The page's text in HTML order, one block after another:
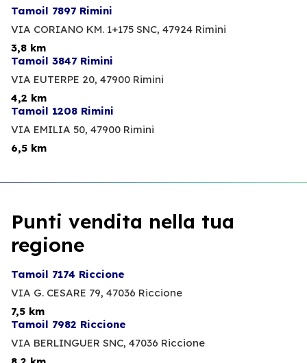
Tamoil 7897 Rimini
VIA CORIANO KM. 1+175 SNC, 47924 Rimini
3,8 km
Tamoil 3847 Rimini
VIA EUTERPE 20, 47900 Rimini
4,2 km
Tamoil 1208 Rimini
VIA EMILIA 50, 47900 Rimini
6,5 km
Punti vendita nella tua
regione
Tamoil 7174 Riccione
VIA G. CESARE 79, 47036 Riccione
7,5 km
Tamoil 7982 Riccione
VIA BERLINGUER SNC, 47036 Riccione